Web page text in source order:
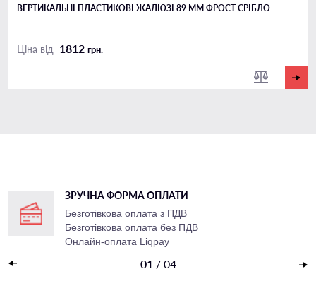
ВЕРТИКАЛЬНІ ПЛАСТИКОВІ ЖАЛЮЗІ 89 ММ ФРОСТ СРІБЛО
Ціна від 1812 грн.
ЗРУЧНА ФОРМА ОПЛАТИ
Безготівкова оплата з ПДВ
Безготівкова оплата без ПДВ
Онлайн-оплата Liqpay
01 / 04